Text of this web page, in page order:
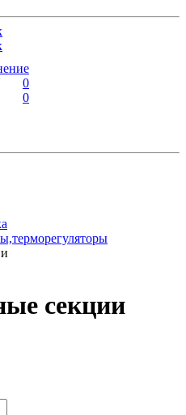
0
0
секции